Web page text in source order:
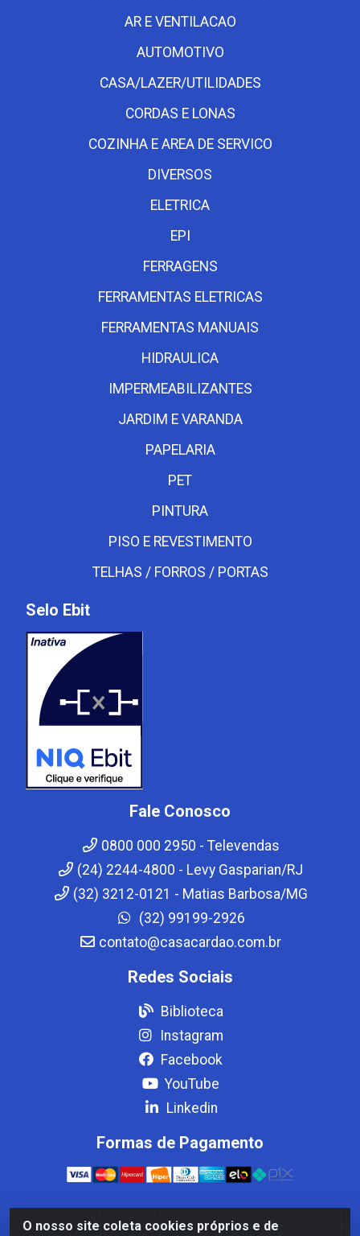
O nosso site coleta cookies próprios e de
AR E VENTILACAO
AUTOMOTIVO
CASA/LAZER/UTILIDADES
CORDAS E LONAS
COZINHA E AREA DE SERVICO
DIVERSOS
ELETRICA
EPI
FERRAGENS
FERRAMENTAS ELETRICAS
FERRAMENTAS MANUAIS
HIDRAULICA
IMPERMEABILIZANTES
JARDIM E VARANDA
PAPELARIA
PET
PINTURA
PISO E REVESTIMENTO
TELHAS / FORROS / PORTAS
Selo Ebit
Fale Conosco
0800 000 2950 - Televendas
(24) 2244-4800 - Levy Gasparian/RJ
(32) 3212-0121 - Matias Barbosa/MG
(32) 99199-2926
contato@casacardao.com.br
Redes Sociais
Biblioteca
Instagram
Facebook
YouTube
Linkedin
Formas de Pagamento